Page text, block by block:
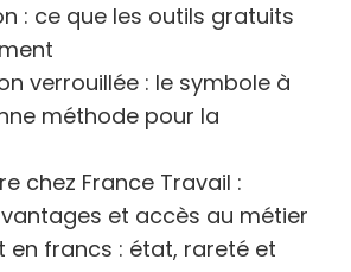
: ce que les outils gratuits
verrouillée : le symbole à
méthode pour la
chez France Travail :
et accès au métier
en francs : état, rareté et